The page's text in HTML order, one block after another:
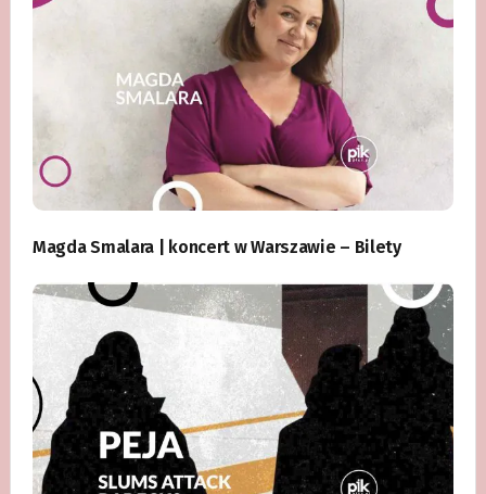
Magda Smalara | koncert w Warszawie – Bilety